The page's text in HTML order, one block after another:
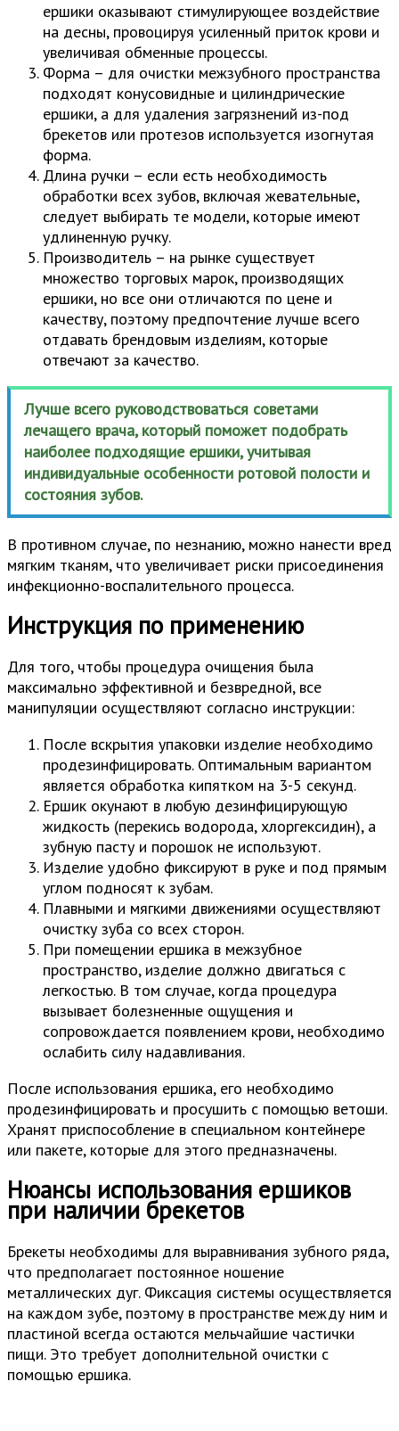
ершики оказывают стимулирующее воздействие
на десны, провоцируя усиленный приток крови и
увеличивая обменные процессы.
Форма – для очистки межзубного пространства
подходят конусовидные и цилиндрические
ершики, а для удаления загрязнений из-под
брекетов или протезов используется изогнутая
форма.
Длина ручки – если есть необходимость
обработки всех зубов, включая жевательные,
следует выбирать те модели, которые имеют
удлиненную ручку.
Производитель – на рынке существует
множество торговых марок, производящих
ершики, но все они отличаются по цене и
качеству, поэтому предпочтение лучше всего
отдавать брендовым изделиям, которые
отвечают за качество.
Лучше всего руководствоваться советами
лечащего врача, который поможет подобрать
наиболее подходящие ершики, учитывая
индивидуальные особенности ротовой полости и
состояния зубов.
В противном случае, по незнанию, можно нанести вред
мягким тканям, что увеличивает риски присоединения
инфекционно-воспалительного процесса.
Инструкция по применению
Для того, чтобы процедура очищения была
максимально эффективной и безвредной, все
манипуляции осуществляют согласно инструкции:
После вскрытия упаковки изделие необходимо
продезинфицировать. Оптимальным вариантом
является обработка кипятком на 3-5 секунд.
Ершик окунают в любую дезинфицирующую
жидкость (перекись водорода, хлоргексидин), а
зубную пасту и порошок не используют.
Изделие удобно фиксируют в руке и под прямым
углом подносят к зубам.
Плавными и мягкими движениями осуществляют
очистку зуба со всех сторон.
При помещении ершика в межзубное
пространство, изделие должно двигаться с
легкостью. В том случае, когда процедура
вызывает болезненные ощущения и
сопровождается появлением крови, необходимо
ослабить силу надавливания.
После использования ершика, его необходимо
продезинфицировать и просушить с помощью ветоши.
Хранят приспособление в специальном контейнере
или пакете, которые для этого предназначены.
Нюансы использования ершиков
при наличии брекетов
Брекеты необходимы для выравнивания зубного ряда,
что предполагает постоянное ношение
металлических дуг. Фиксация системы осуществляется
на каждом зубе, поэтому в пространстве между ним и
пластиной всегда остаются мельчайшие частички
пищи. Это требует дополнительной очистки с
помощью ершика.